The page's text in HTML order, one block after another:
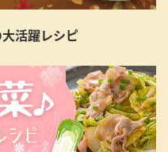
活躍レシピ